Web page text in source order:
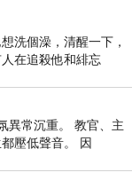
洗個澡，清醒一下，
在追殺他和緋忘
異常沉重。 教官、主
壓低聲音。 因